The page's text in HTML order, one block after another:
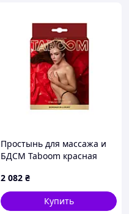
Простынь для массажа и
БДСМ Taboom красная
2 082 ₴
Купить